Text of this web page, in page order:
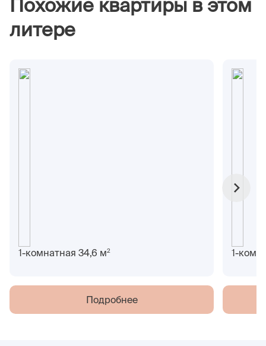
Похожие квартиры в этом
литере
1-комнатная 34,6 м2
Подробнее
1-